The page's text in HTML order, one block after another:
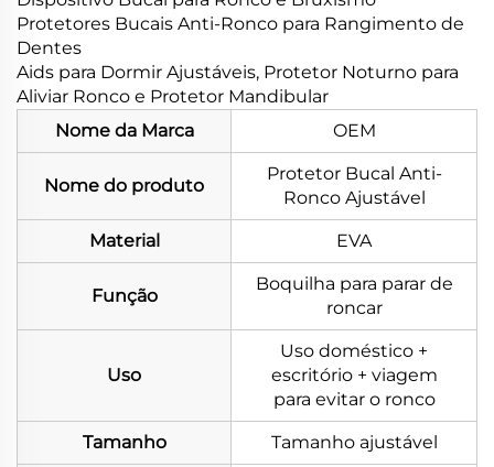
Protetores Bucais Anti-Ronco para Rangimento de
Dentes
Aids para Dormir Ajustáveis, Protetor Noturno para
Aliviar Ronco e Protetor Mandibular
Nome da Marca
OEM
Nome do produto
Protetor Bucal Anti-
Ronco Ajustável
Material EVA
Função
Boquilha para parar de
roncar
Uso
Uso doméstico +
escritório + viagem
para evitar o ronco
Tamanho Tamanho ajustável